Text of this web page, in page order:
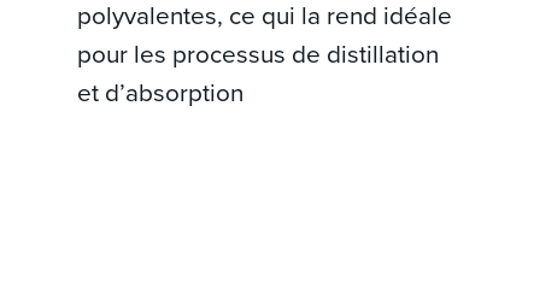
polyvalentes, ce qui la rend idéale
pour les processus de distillation
et d’absorption